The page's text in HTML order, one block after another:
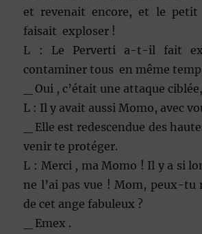
et revenait encore, et le petit
faisait exploser !
L : Le Perverti a-t-il fait
contaminer tous en même
_ Oui , c’était une attaque
L : Il y avait aussi Momo, avec
_ Elle est redescendue des
venir te protéger.
L : Merci , ma Momo ! Il y a si
ne l’ai pas vue ! Mom, peux-tu
de cet ange fabuleux ?
_ Emex .